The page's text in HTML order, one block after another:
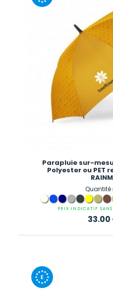
Parapluie sur-
Polyester ou PET
Quantité
PRIX INDICATIF SANS
33.00